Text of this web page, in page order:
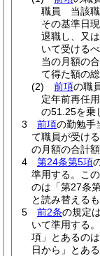
職員 当該職
その基準日
退職し、又
いて受ける
当の月額の
て得た額の
(2)
前項の職
定年前再任
の51.25を乗
3
前項の勤勉手
て職員が受け
の月額の合計額
4
第24条第5項
準用する。
こ
のは「第27条
と読み替える
5
前2条の規定は
いて準用する。
項」とあるの
日から」とあ